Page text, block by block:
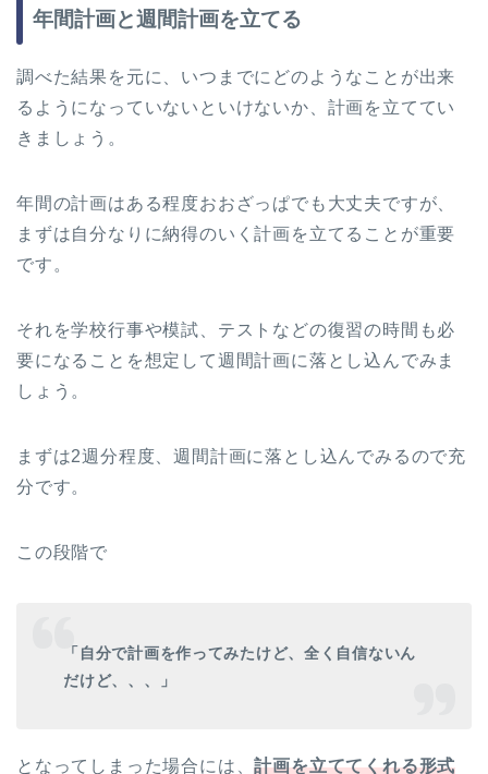
年間計画と週間計画を立てる
調べた結果を元に、いつまでにどのようなことが出来
るようになっていないといけないか、計画を立ててい
きましょう。
年間の計画はある程度おおざっぱでも大丈夫ですが、
まずは自分なりに納得のいく計画を立てることが重要
です。
それを学校行事や模試、テストなどの復習の時間も必
要になることを想定して週間計画に落とし込んでみま
しょう。
まずは2週分程度、週間計画に落とし込んでみるので充
分です。
この段階で
「自分で計画を作ってみたけど、全く自信ないん
だけど、、、」
となってしまった場合には、計画を立ててくれる形式